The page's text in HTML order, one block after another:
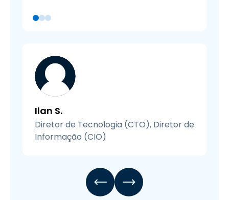
Ilan S.
Diretor de Tecnologia (CTO), Diretor de
Informação (CIO)